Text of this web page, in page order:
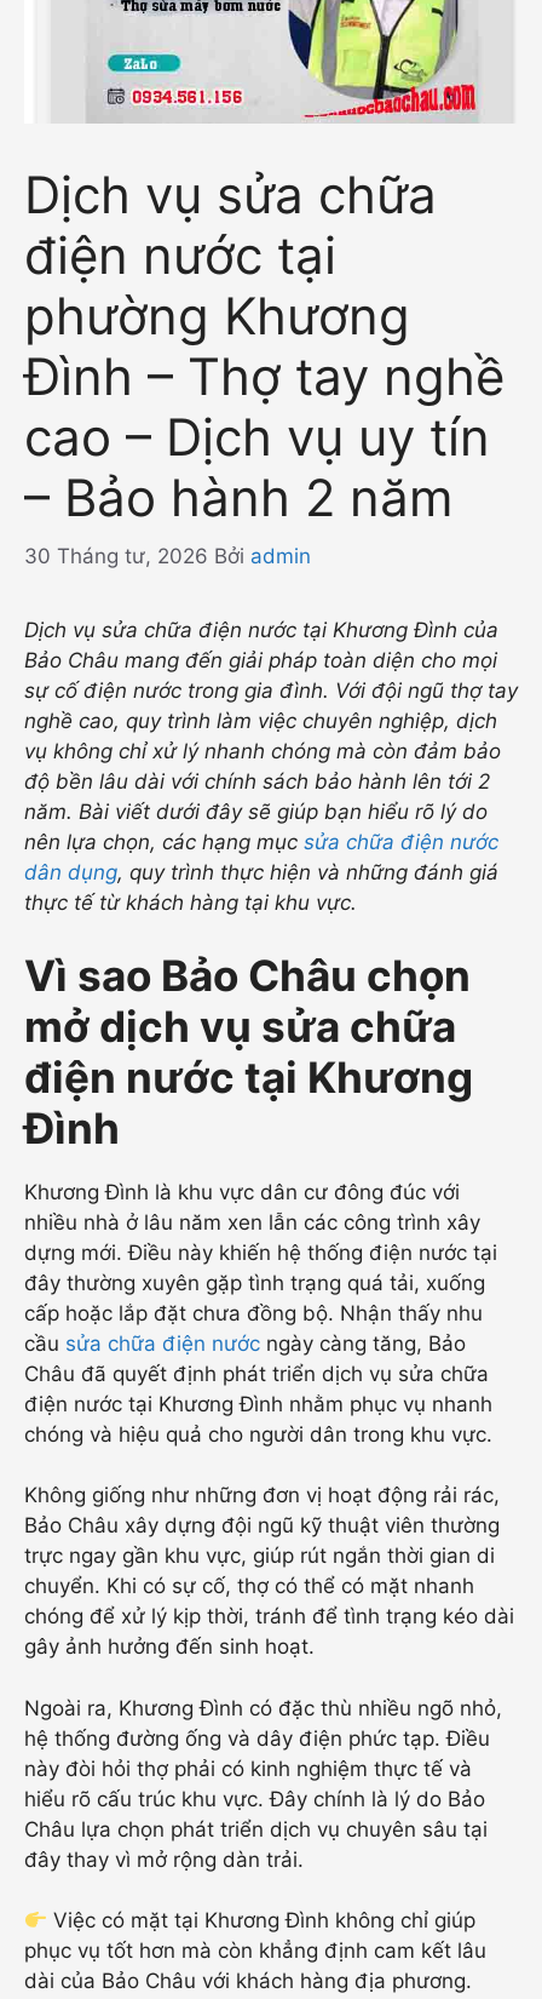
Dịch vụ sửa chữa
điện nước tại
phường Khương
Đình – Thợ tay nghề
cao – Dịch vụ uy tín
– Bảo hành 2 năm
30 Tháng tư, 2026 Bởi admin
Dịch vụ sửa chữa điện nước tại Khương Đình của
Bảo Châu mang đến giải pháp toàn diện cho mọi
sự cố điện nước trong gia đình. Với đội ngũ thợ tay
nghề cao, quy trình làm việc chuyên nghiệp, dịch
vụ không chỉ xử lý nhanh chóng mà còn đảm bảo
độ bền lâu dài với chính sách bảo hành lên tới 2
năm. Bài viết dưới đây sẽ giúp bạn hiểu rõ lý do
nên lựa chọn, các hạng mục sửa chữa điện nước
dân dụng, quy trình thực hiện và những đánh giá
thực tế từ khách hàng tại khu vực.
Vì sao Bảo Châu chọn
mở dịch vụ sửa chữa
điện nước tại Khương
Đình
Khương Đình là khu vực dân cư đông đúc với
nhiều nhà ở lâu năm xen lẫn các công trình xây
dựng mới. Điều này khiến hệ thống điện nước tại
đây thường xuyên gặp tình trạng quá tải, xuống
cấp hoặc lắp đặt chưa đồng bộ. Nhận thấy nhu
cầu sửa chữa điện nước ngày càng tăng, Bảo
Châu đã quyết định phát triển dịch vụ sửa chữa
điện nước tại Khương Đình nhằm phục vụ nhanh
chóng và hiệu quả cho người dân trong khu vực.
Không giống như những đơn vị hoạt động rải rác,
Bảo Châu xây dựng đội ngũ kỹ thuật viên thường
trực ngay gần khu vực, giúp rút ngắn thời gian di
chuyển. Khi có sự cố, thợ có thể có mặt nhanh
chóng để xử lý kịp thời, tránh để tình trạng kéo dài
gây ảnh hưởng đến sinh hoạt.
Ngoài ra, Khương Đình có đặc thù nhiều ngõ nhỏ,
hệ thống đường ống và dây điện phức tạp. Điều
này đòi hỏi thợ phải có kinh nghiệm thực tế và
hiểu rõ cấu trúc khu vực. Đây chính là lý do Bảo
Châu lựa chọn phát triển dịch vụ chuyên sâu tại
đây thay vì mở rộng dàn trải.
Việc có mặt tại Khương Đình không chỉ giúp
phục vụ tốt hơn mà còn khẳng định cam kết lâu
dài của Bảo Châu với khách hàng địa phương.